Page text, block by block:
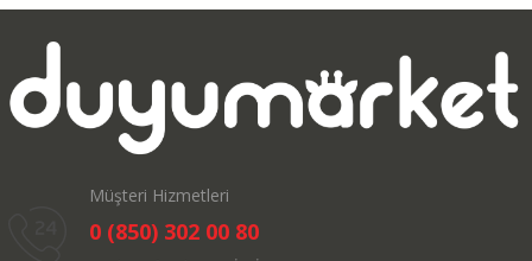
Müşteri Hizmetleri
0 (850) 302 00 80